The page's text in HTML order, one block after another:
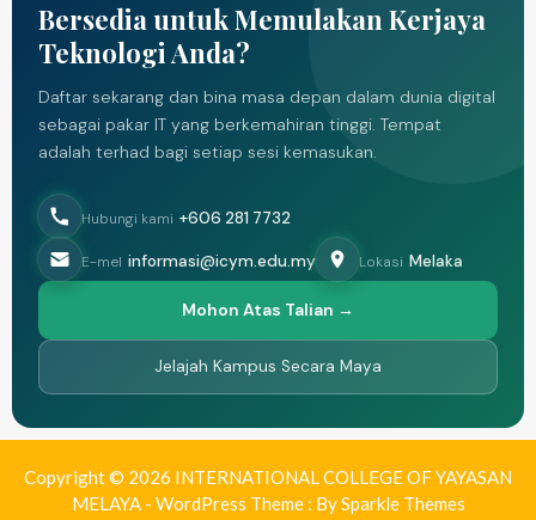
Bersedia untuk Memulakan Kerjaya
Teknologi Anda?
Daftar sekarang dan bina masa depan dalam dunia digital
sebagai pakar IT yang berkemahiran tinggi. Tempat
adalah terhad bagi setiap sesi kemasukan.
Hubungi kami +606 281 7732
E-mel informasi@icym.edu.my Lokasi Melaka
Mohon Atas Talian →
Jelajah Kampus Secara Maya
Copyright © 2026 INTERNATIONAL COLLEGE OF YAYASAN
MELAYA - WordPress Theme : BySparkle Themes